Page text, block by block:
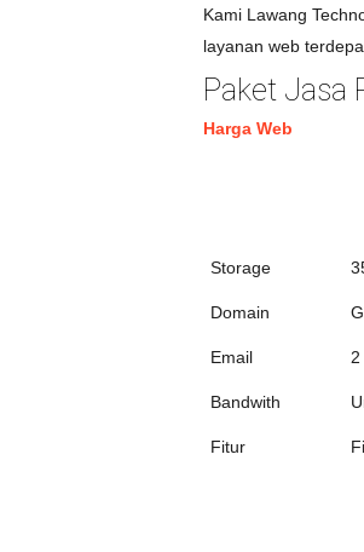
Kami Lawang
layanan web
Paket Jasa
Harga Web
Storage
Domain
Email
Bandwith
Fitur